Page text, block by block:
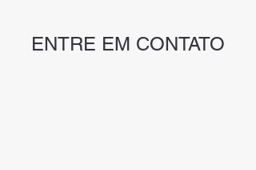
ENTRE EM CONTATO